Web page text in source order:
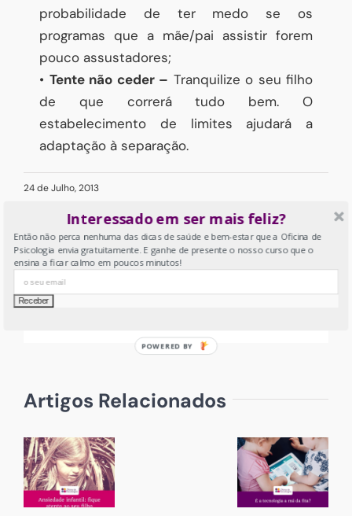
probabilidade de ter medo se os
programas que a mãe/pai assistir forem
pouco assustadores;
• Tente não ceder – Tranquilize o seu filho
de que correrá tudo bem. O
estabelecimento de limites ajudará a
adaptação à separação.
24 de Julho, 2013
Artigos Relacionados
Interessado em ser mais feliz?
Então não perca nenhuma das dicas de saúde e bem-estar que a Oficina de
Psicologia envia gratuitamente. E ganhe de presente o nosso curso que o
ensina a ficar calmo em poucos minutos!
POWERED